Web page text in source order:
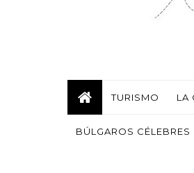
TURISMO LA
BÚLGAROS CÉLEBRES